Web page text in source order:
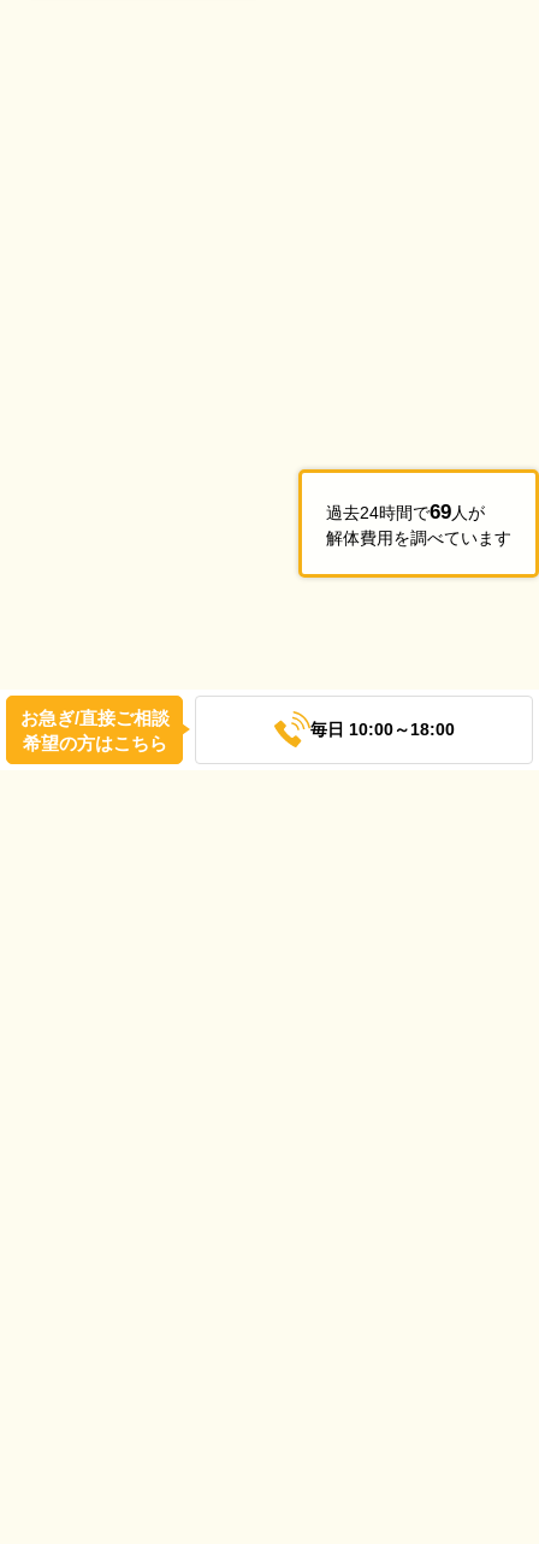
過去24時間で69人が
解体費用を調べています
お急ぎ/直接ご相談
希望の方はこちら
毎日 10:00～18:00